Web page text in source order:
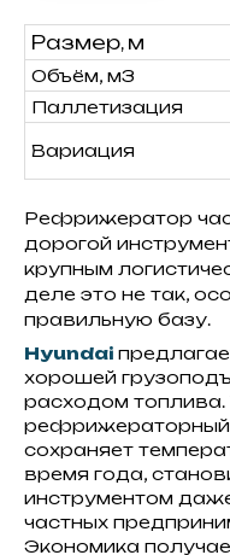
Размер, м
Объём, м3
Паллетизация
Вариация
Рефрижератор
дорогой
крупным
деле это не так,
правильную базу.
Hyundai
хорошей
расходом топлива.
рефрижераторный
сохраняет
время года,
инструментом
частных
Экономика